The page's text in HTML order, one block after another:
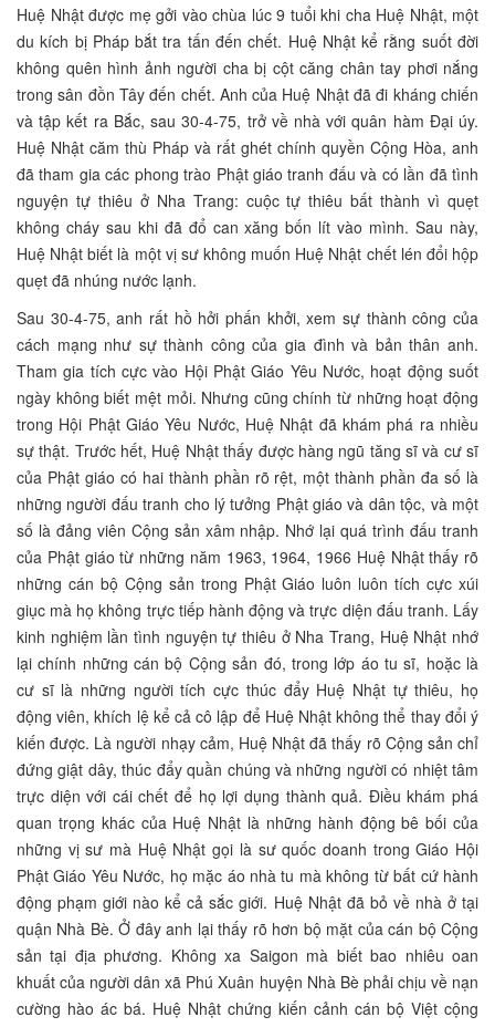
Huệ Nhật được mẹ gởi vào chùa lúc 9 tuổi khi cha Huệ Nhật, một
du kích bị Pháp bắt tra tấn đến chết. Huệ Nhật kể rằng suốt đời
không quên hình ảnh người cha bị cột căng chân tay phơi nắng
trong sân đồn Tây đến chết. Anh của Huệ Nhật đã đi kháng chiến
và tập kết ra Bắc, sau 30-4-75, trở về nhà với quân hàm Đại úy.
Huệ Nhật căm thù Pháp và rất ghét chính quyền Cộng Hòa, anh
đã tham gia các phong trào Phật giáo tranh đấu và có lần đã tình
nguyện tự thiêu ở Nha Trang: cuộc tự thiêu bất thành vì quẹt
không cháy sau khi đã đổ can xăng bốn lít vào mình. Sau này,
Huệ Nhật biết là một vị sư không muốn Huệ Nhật chết lén đổi hộp
quẹt đã nhúng nước lạnh.
Sau 30-4-75, anh rất hồ hởi phấn khởi, xem sự thành công của
cách mạng như sự thành công của gia đình và bản thân anh.
Tham gia tích cực vào Hội Phật Giáo Yêu Nước, hoạt động suốt
ngày không biết mệt mỏi. Nhưng cũng chính từ những hoạt động
trong Hội Phật Giáo Yêu Nước, Huệ Nhật đã khám phá ra nhiều
sự thật. Trước hết, Huệ Nhật thấy được hàng ngũ tăng sĩ và cư sĩ
của Phật giáo có hai thành phần rõ rệt, một thành phần đa số là
những người đấu tranh cho lý tưởng Phật giáo và dân tộc, và một
số là đảng viên Cộng sản xâm nhập. Nhớ lại quá trình đấu tranh
của Phật giáo từ những năm 1963, 1964, 1966 Huệ Nhật thấy rõ
những cán bộ Cộng sản trong Phật Giáo luôn luôn tích cực xúi
giục mà họ không trực tiếp hành động và trực diện đấu tranh. Lấy
kinh nghiệm lần tình nguyện tự thiêu ở Nha Trang, Huệ Nhật nhớ
lại chính những cán bộ Cộng sản đó, trong lớp áo tu sĩ, hoặc là
cư sĩ là những người tích cực thúc đẩy Huệ Nhật tự thiêu, họ
động viên, khích lệ kể cả cô lập để Huệ Nhật không thể thay đổi ý
kiến được. Là người nhạy cảm, Huệ Nhật đã thấy rõ Cộng sản chỉ
đứng giật dây, thúc đẩy quần chúng và những người có nhiệt tâm
trực diện với cái chết để họ lợi dụng thành quả. Điều khám phá
quan trọng khác của Huệ Nhật là những hành động bê bối của
những vị sư mà Huệ Nhật gọi là sư quốc doanh trong Giáo Hội
Phật Giáo Yêu Nước, họ mặc áo nhà tu mà không từ bất cứ hành
động phạm giới nào kể cả sắc giới. Huệ Nhật đã bỏ về nhà ở tại
quận Nhà Bè. Ở đây anh lại thấy rõ hơn bộ mặt của cán bộ Cộng
sản tại địa phương. Không xa Saigon mà biết bao nhiêu oan
khuất của người dân xã Phú Xuân huyện Nhà Bè phải chịu về nạn
cường hào ác bá. Huệ Nhật chứng kiến cảnh cán bộ Việt cộng